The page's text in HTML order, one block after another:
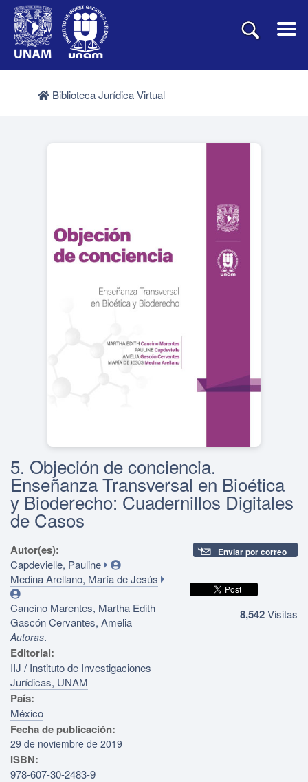
Biblioteca Jurídica Virtual
5. Objeción de conciencia.
Enseñanza Transversal en Bioética
y Bioderecho: Cuadernillos Digitales
de Casos
Autor(es):
Capdevielle, Pauline
Medina Arellano, María de Jesús
Cancino Marentes, Martha Edith
Gascón Cervantes, Amelia
Autoras.
Editorial:
IIJ / Instituto de Investigaciones
Jurídicas, UNAM
País:
México
Fecha de publicación:
29 de noviembre de 2019
ISBN:
978-607-30-2483-9
Enviar por correo
8,542Visitas